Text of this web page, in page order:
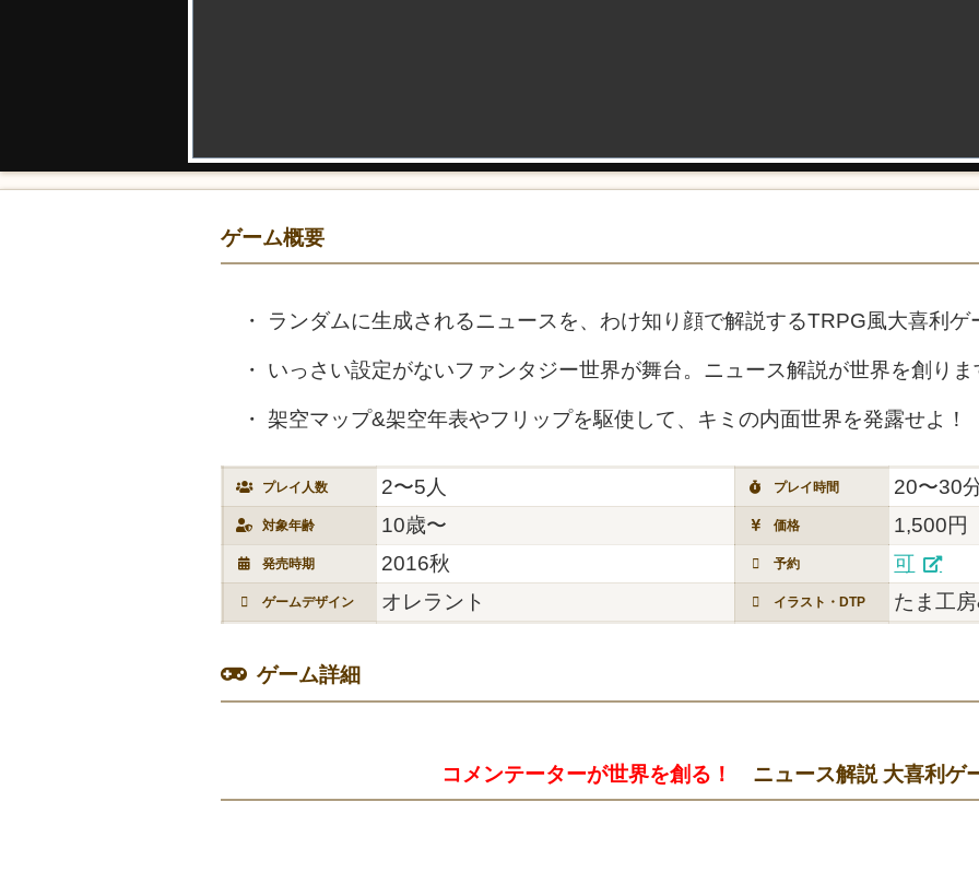
ゲーム概要
ランダムに生成されるニュースを、わけ知り顔で解説するTRPG風大喜利ゲ
いっさい設定がないファンタジー世界が舞台。ニュース解説が世界を創りま
架空マップ&架空年表やフリップを駆使して、キミの内面世界を発露せよ！
プレイ人数 2〜5人 プレイ時間 20〜30
対象年齢 10歳〜 価格 1,500円
発売時期 2016秋 予約 可
ゲームデザイン オレラント イラスト・DTP たま工
ゲーム詳細
コメンテーターが世界を創る！ ニュース解説 大喜利ゲ